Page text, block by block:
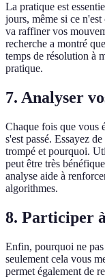
La pratique est
jours, même si ce
va raffiner vos
recherche a montré
temps de résolution à
pratique.
7. Analyser
Chaque fois que vous
s'est passé. Essayez
trompé et pourquoi.
peut être très
analyse aide à
algorithmes.
8. Participer
Enfin, pourquoi ne
seulement cela vous
permet également de